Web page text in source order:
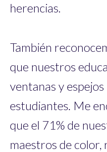
herencias.
También
que nuestros
ventanas y
estudiantes. Me
que el 71% de
maestros de color,